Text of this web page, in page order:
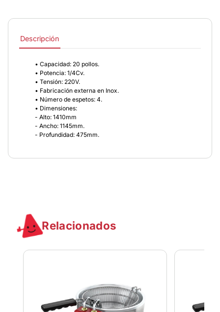
Descripción
• Capacidad: 20 pollos.
• Potencia: 1/4Cv.
• Tensión: 220V.
• Fabricación externa en Inox.
• Número de espetos: 4.
• Dimensiones:
- Alto: 1410mm
- Ancho: 1145mm.
- Profundidad: 475mm.
Relacionados